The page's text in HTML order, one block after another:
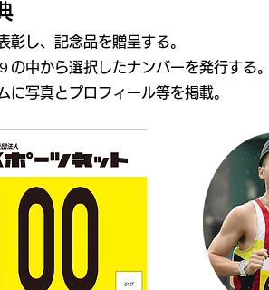
彰し、記念品を贈呈する。
の中から選択したナンバーを発行する
に写真とプロフィール等を掲載。